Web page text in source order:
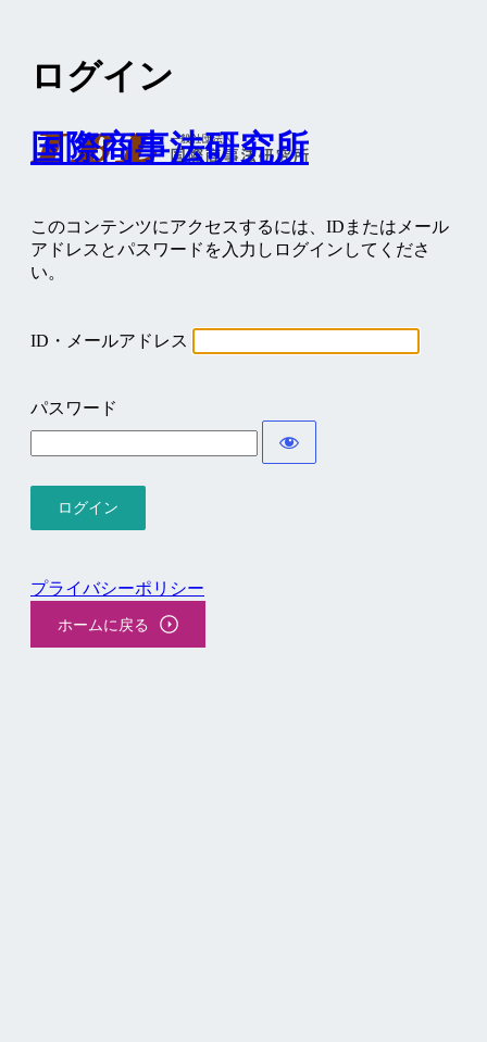
ログイン
国際商事法研究所
このコンテンツにアクセスするには、IDまたはメール
アドレスとパスワードを入力しログインしてくださ
い。
ID・メールアドレス
パスワード
プライバシーポリシー
ホームに戻る